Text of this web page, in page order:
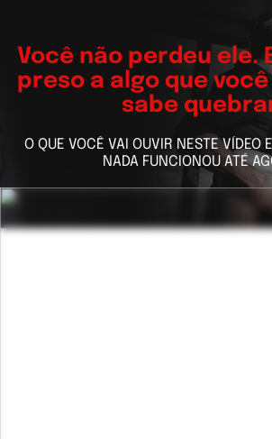
Você não perdeu ele.
preso a algo que
sabe
O QUE VOCÊ VAI OUVIR NESTE VÍDEO
NADA FUNCIONOU ATÉ